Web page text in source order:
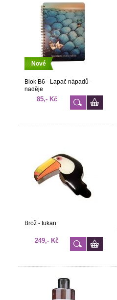
Nové
Blok B6 - Lapač nápadů -
naděje
85,- Kč
Brož - tukan
249,- Kč